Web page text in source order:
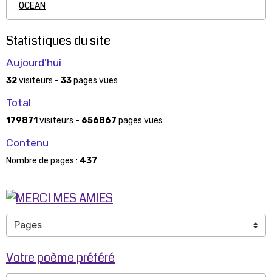
OCEAN
Statistiques du site
Aujourd'hui
32visiteurs - 33pages vues
Total
179871 visiteurs - 656867 pages vues
Contenu
Nombre de pages : 437
Votre poème préféré